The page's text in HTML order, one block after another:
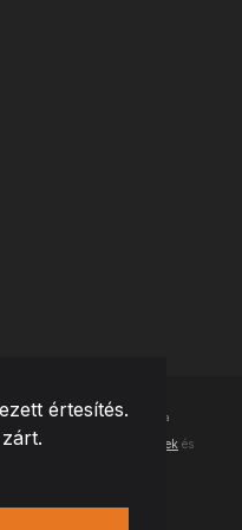
értesítés.
- Minden jog fenntartva
elfogadja Használati feltételek és